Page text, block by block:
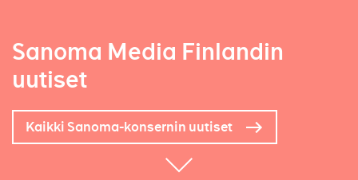
Sanoma Media Finlandin
uutiset
Kaikki Sanoma-konsernin uutiset